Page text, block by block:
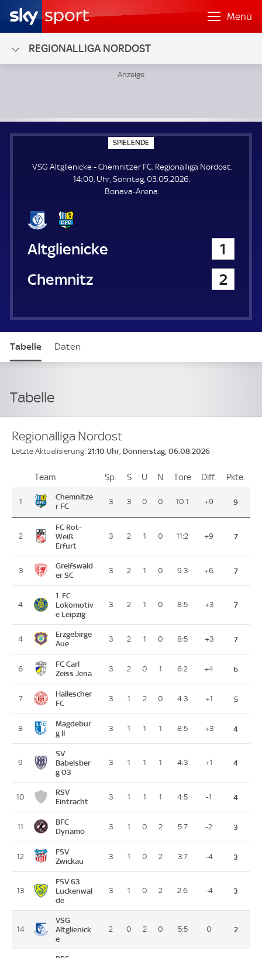
Menü
REGIONALLIGA NORDOST
SPIELENDE
P
E
L
E
N
VSG Altglienicke - Chemnitzer FC. Regionalliga Nordost.
14:00, Uhr, Sonntag, 03.05.2026.
Bonava-Arena.
VSG Altglienicke
1
Chemnitzer FC
2
Tabelle Daten
Tabelle
Regionalliga Nordost
Letzte Aktualisierung: 21:10 Uhr, Donnerstag, 06.08.2026
PlatzTeam Sp. Spiele
SSiege
U Unentschieden
N Niederlagen
Tore ToreDiff. Differenz
Pkte.
1
Chemnitze
r FC
3 3 0 0 10:1 +9 9
2
FC Rot-
Weiß
Erfurt
3 2 1 0 11:2 +9 7
3
Greifswald
er SC
3 2 1 0 9:3 +6 7
4
1. FC
Lokomotiv
e Leipzig
3 2 1 0 8:5 +3 7
4
Erzgebirge
Aue
3 2 1 0 8:5 +3 7
6
FC Carl
Zeiss Jena
3 2 0 1 6:2 +4 6
7
Hallescher
FC
3 1 2 0 4:3 +1 5
8
Magdebur
g II
3 1 1 1 8:5 +3 4
9
SV
Babelsber
g 03
3 1 1 1 4:3 +1 4
10
RSV
Eintracht
3 1 1 1 4:5 -1 4
11
BFC
Dynamo
3 1 0 2 5:7 -2 3
12
FSV
Zwickau
3 1 0 2 3:7 -4 3
13
FSV 63
Luckenwal
de
3 1 0 2 2:6 -4 3
14
VSG
Altglienick
e
2 0 2 0 5:5 0 2